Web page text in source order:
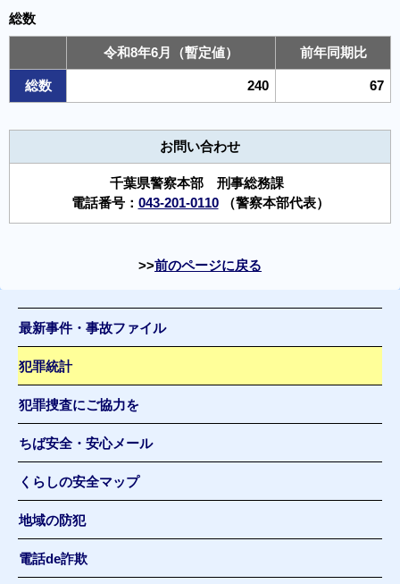
総数
令和8年6月（暫定値） 前年同期比
総数 240 67
お問い合わせ
千葉県警察本部 刑事総務課
電話番号： 043-201-0110（警察本部代表）
前のページに戻る
最新事件・事故ファイル
犯罪統計
犯罪捜査にご協力を
ちば安全・安心メール
くらしの安全マップ
地域の防犯
電話de詐欺